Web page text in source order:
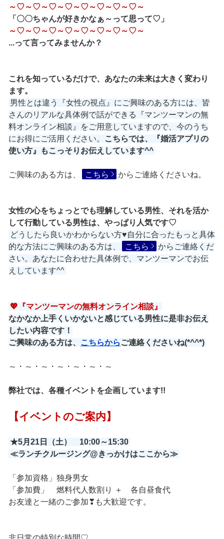
～♡～♡～♡～♡～♡～♡～♡～♡～
「〇〇ちゃんが好きかなぁ～って思って♡」
～♡～♡～♡～♡～♡～♡～♡～♡～
...って言ってみませんか？
これを知っているだけで、あなたの未来は大きく変わり
ます。
男性とは違う『女性の視点』にご興味のある方には、皆
さんのリアルな具体例で話ができる『マンツーマンの無
料オンライン相談』をご用意していますので、今のうち
にお得にご活用ください。
こちらでは、『婚活アプリの
使い方』もこっそりお伝えしています^^
ご興味のある方は、 こちら からご連絡くださいね。
女性の心をちょっとでも理解している男性、それを活か
して行動している男性は、やっぱり人気です♡
どうしたら良いかわからない方♥自分に合ったもっと具体
的な方法にご興味のある方は、
こちら
からご連絡くだ
さい。あなたに合わせた具体例で、マンツーマンでお伝
えしています^^
💖『マンツーマンの無料オンライン相談』
なかなか上手くいかないと感じている男性に是非お伝え
したい内容です！
ご興味のある方は、
こちらから ご連絡くださいね(*^^*)
～・～・～・～・～・～・～
弊社では、各種イベントを企画しています!!
【イベントのご案内】
★5月21日（土） 10:00～15:30
≪ランチクルージング@きっかけはここから≫
「参加資格」独身男女
「参加費」 燃料代人数割り ＋ 各自昼食代
お友達と一緒のご参加❣も大歓迎です。